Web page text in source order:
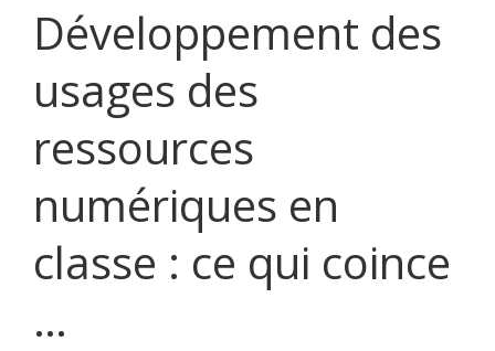
Développement des
usages des
ressources
numériques en
classe : ce qui coince
…